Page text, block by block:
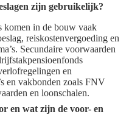
zijn gebruikelijk?
komen in de bouw vaak
reiskostenvergoeding en
Secundaire voorwaarden
en
en vakbonden zoals FNV
en loonschalen.
en wat zijn de voor- en